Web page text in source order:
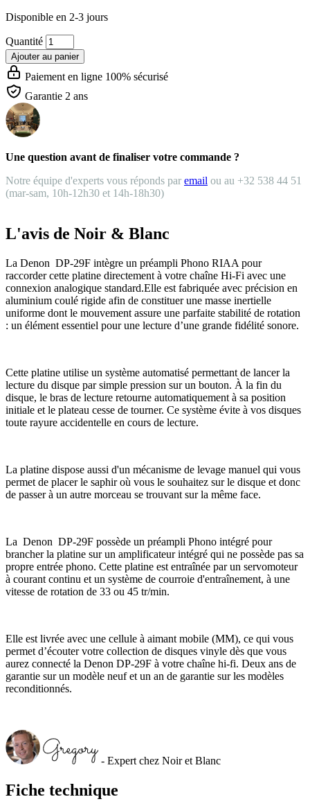
Disponible en 2-3 jours
Quantité
Ajouter au panier
Paiement en ligne 100% sécurisé
Garantie 2 ans
Une question avant de finaliser votre commande ?
Notre équipe d'experts vous réponds par email ou au +32 538 44 51
(mar-sam, 10h-12h30 et 14h-18h30)
Fiche technique
L'avis de Noir & Blanc
La Denon DP-29F intègre un préampli Phono RIAA pour
raccorder cette platine directement à votre chaîne Hi-Fi avec une
connexion analogique standard.Elle est fabriquée avec précision en
aluminium coulé rigide afin de constituer une masse inertielle
uniforme dont le mouvement assure une parfaite stabilité de rotation
: un élément essentiel pour une lecture d’une grande fidélité sonore.
Cette platine utilise un système automatisé permettant de lancer la
lecture du disque par simple pression sur un bouton. À la fin du
disque, le bras de lecture retourne automatiquement à sa position
initiale et le plateau cesse de tourner. Ce système évite à vos disques
toute rayure accidentelle en cours de lecture.
La platine dispose aussi d'un mécanisme de levage manuel qui vous
permet de placer le saphir où vous le souhaitez sur le disque et donc
de passer à un autre morceau se trouvant sur la même face.
La Denon DP-29F possède un préampli Phono intégré pour
brancher la platine sur un amplificateur intégré qui ne possède pas sa
propre entrée phono. Cette platine est entraînée par un servomoteur
à courant continu et un système de courroie d'entraînement, à une
vitesse de rotation de 33 ou 45 tr/min.
Elle est livrée avec une cellule à aimant mobile (MM), ce qui vous
permet d’écouter votre collection de disques vinyle dès que vous
aurez connecté la Denon DP-29F à votre chaîne hi-fi. Deux ans de
garantie sur un modèle neuf et un an de garantie sur les modèles
reconditionnés.
- Expert chez Noir et Blanc